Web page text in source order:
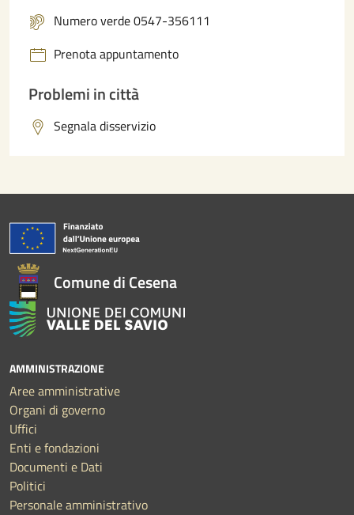
Numero verde 0547-356111
Prenota appuntamento
Problemi in città
Segnala disservizio
Comune di Cesena
AMMINISTRAZIONE
Aree amministrative
Organi di governo
Uffici
Enti e fondazioni
Documenti e Dati
Politici
Personale amministrativo